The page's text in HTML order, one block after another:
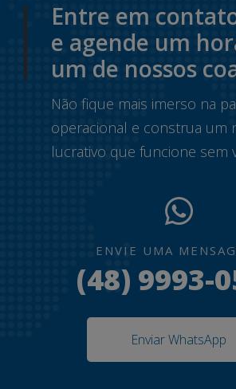
Entre em
e agende um
um de nossos
Não fique mais imerso na
operacional e construa um
lucrativo que funcione sem
ENVIE UMA
(48) 9993-
Enviar WhatsApp